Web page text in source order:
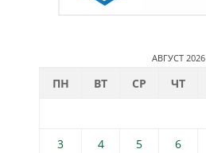
АВГУСТ 2026
ПН ВТ СР ЧТ
3
4 5 6